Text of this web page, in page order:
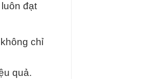
đạt
chỉ
quả.